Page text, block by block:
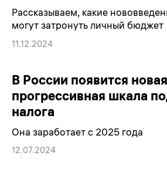
Рассказываем, какие
могут затронуть личный бюджет
11.12.2024
В России появится новая
прогрессивная шкала
налога
Она заработает с 2025 года
12.07.2024